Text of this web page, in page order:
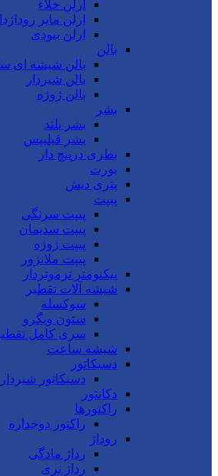
ارلن خلاء
ارلن مایر
ارلن بیودی
بالن
بالن شیشه ای
بالن شیردار
بالن ژوژه
بشر
بشر بلند
بشر فیلیپس
بطری درپیچ دار
بورت
پتری دیش
پیپت
پیپت سرنگی
پیپت سدیمان
پیپت ژوژه
پیپت ملانژور
پیکنومتر ترموتردار
شیشه آلات تقطیر
سوکسله
ستون ویگرو
سری کامل
شیشه ساعت
دسیکاتور
دسیکاتور
دکانتور
راکتورها
راکتور دوجداره
روداژ
رداژ مادگی
رداژ نری